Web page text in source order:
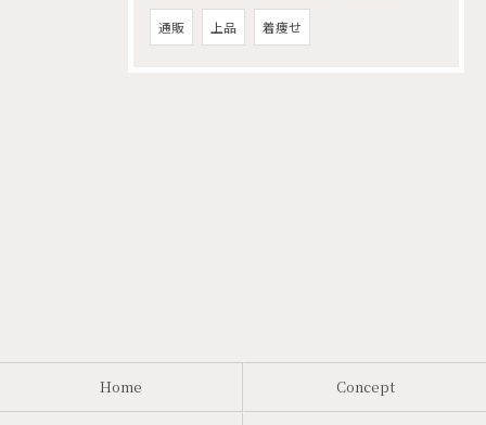
通販 上品 着痩せ
Home Concept